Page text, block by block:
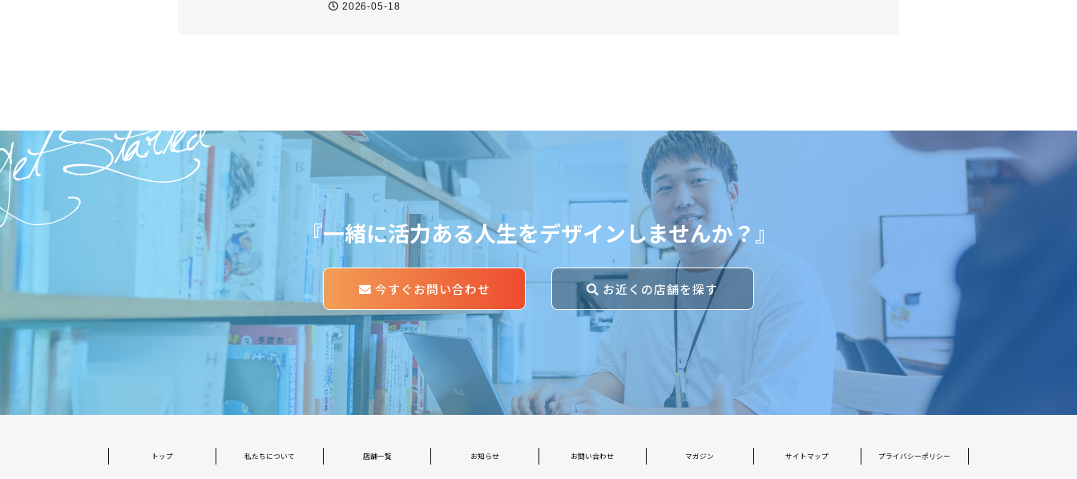
2026-05-18
Started
『一緒に活力ある人生をデザインしませんか？』
今すぐお問い合わせ お近くの店舗を探す
トップ 私たちについて 店舗一覧 お知らせ お問い合わせ マガジン サイトマップ プライバシーポリシー